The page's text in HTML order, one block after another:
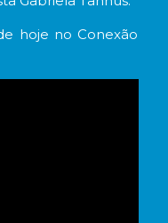
hoje no Conexão